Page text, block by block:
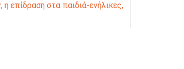
η επίδραση στα παιδιά-ενήλικες,